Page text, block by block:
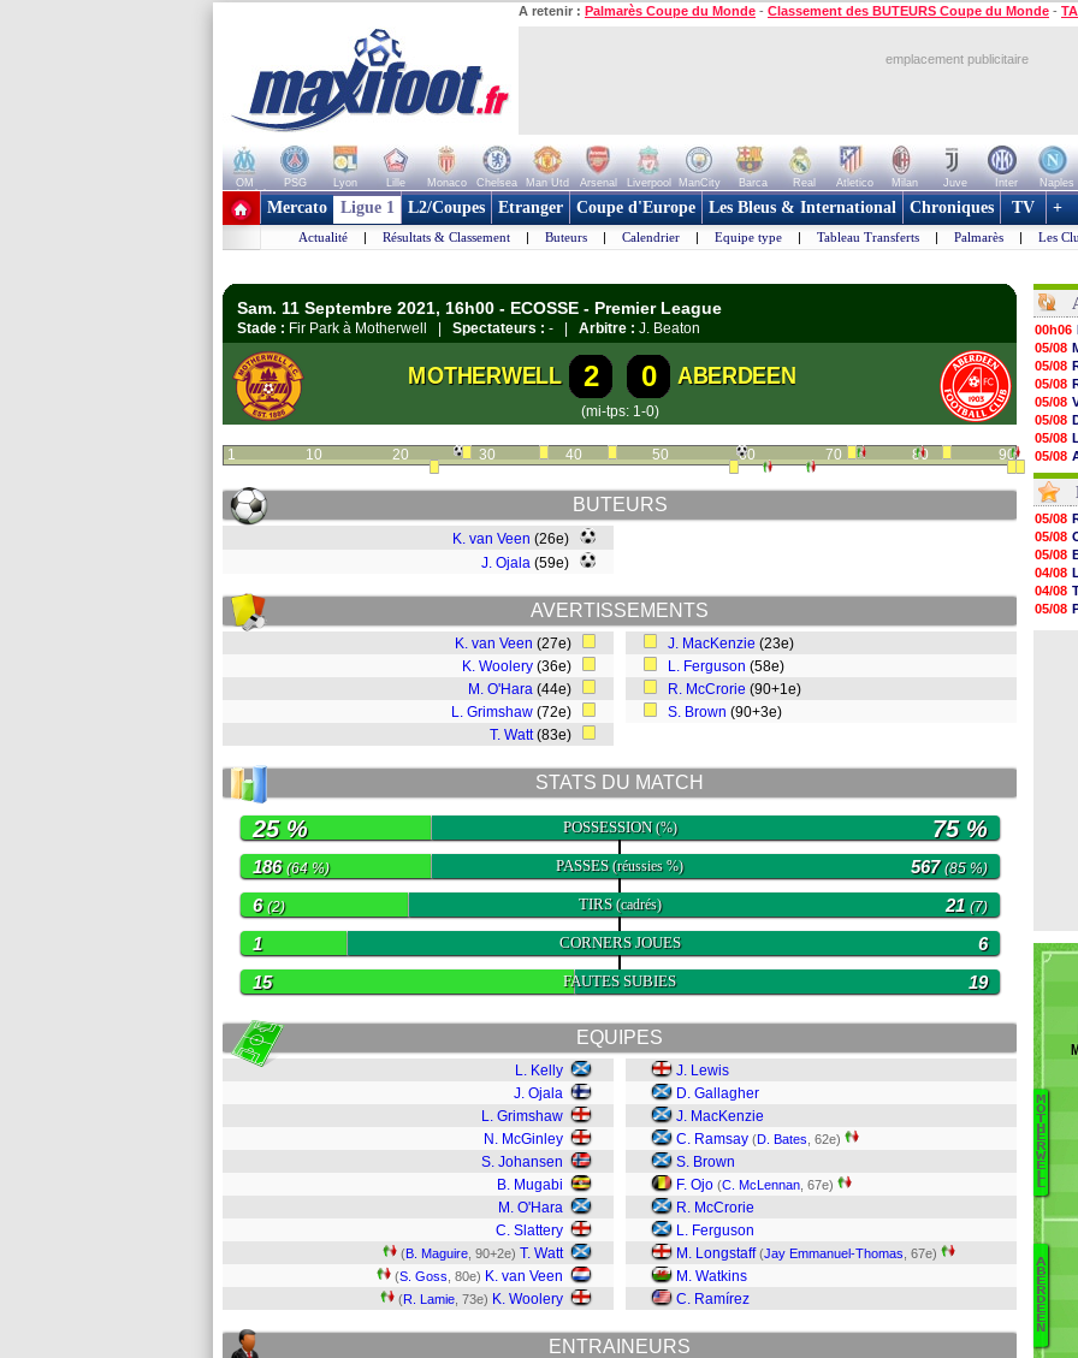
A retenir : Palmarès Coupe du Monde - Classement des BUTEURS Coupe du Monde -
emplacement publicitaire
OM PSG Lyon Lille Monaco Chelsea Man Utd Arsenal Liverpool ManCity Barca Real Atletico Milan Juve Inter Naples
+ de clubs
Mercato Ligue 1 L2/Coupes Etranger Coupe d'Europe Les Bleus & International Chroniques TV +
Actualité | Résultats & Classement | Buteurs | Calendrier | Equipe type | Tableau Transferts | Palmarès | Les
Sam. 11 Septembre 2021, 16h00 - ECOSSE - Premier League
Stade : Fir Park à Motherwell | Spectateurs : - | Arbitre : J. Beaton
MOTHERWELL 2 0 ABERDEEN
(mi-tps: 1-0)
1 10 20 30 40 50 60 70 80 90
BUTEURS
K. van Veen (26e)
J. Ojala (59e)
AVERTISSEMENTS
K. van Veen (27e)
K. Woolery (36e)
M. O'Hara (44e)
L. Grimshaw (72e)
T. Watt(83e)
J. MacKenzie (23e)
L. Ferguson (58e)
R. McCrorie (90+1e)
S. Brown (90+3e)
STATS DU MATCH
POSSESSION(%)
25 % 75 %
PASSES(réussies %)
186(64 %) 567(85 %)
TIRS(cadrés)
6(2) 21 (7)
CORNERS JOUES
1 6
FAUTES SUBIES
15 19
EQUIPES
L. Kelly
J. Ojala
L. Grimshaw
N. McGinley
S. Johansen
B. Mugabi
M. O'Hara
C. Slattery
(B. Maguire , 90+2e) T. Watt
(S. Goss , 80e) K. van Veen
(R. Lamie , 73e) K. Woolery
J. Lewis
D. Gallagher
J. MacKenzie
C. Ramsay (D. Bates , 62e)
S. Brown
F. Ojo (C. McLennan , 67e)
R. McCrorie
L. Ferguson
M. Longstaff (Jay Emmanuel-Thomas , 67e)
M. Watkins
C. Ramírez
ENTRAINEURS
00h06
05/08
05/08
05/08
05/08
05/08
05/08
05/08
05/08
05/08
05/08
05/08
05/08
05/08
05/08
05/08
05/08
05/08
05/08
05/08
04/08
04/08
05/08
M
O
T
H
E
R
W
E
L
L
A
B
E
R
D
E
E
N